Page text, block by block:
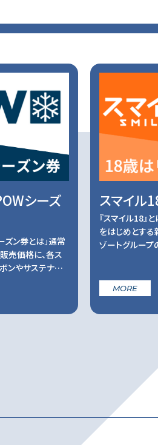
シーズ
ズン券とは」通常
売価格に、各ス
ンやサステナ…
スマイル
『スマイル18』
をはじめとす
ゾートグループ
MORE